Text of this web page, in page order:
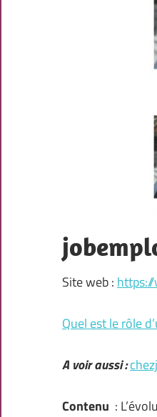
Site web :
Quel est le rôle
A voir aussi :
Contenu :